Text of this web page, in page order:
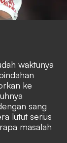
waktunya
ke
sang
lutut serius
masalah